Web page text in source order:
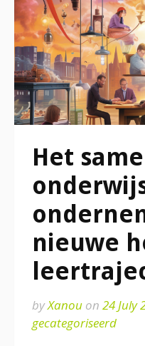
Het
nieuwe
byXanou on 24 July
gecategoriseerd